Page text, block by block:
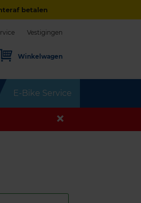
betalen
E-Bike Service
Vestigingen
Winkelwagen